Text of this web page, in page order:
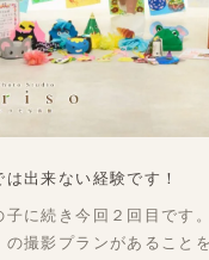
は出来ない経験です！
子に続き今回２回目です
の撮影プランがあること